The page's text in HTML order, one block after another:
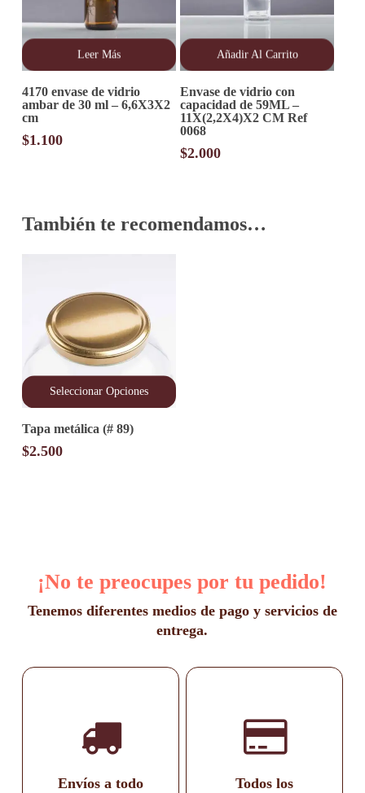
Leer Más
4170 envase de vidrio
ambar de 30 ml – 6,6X3X2
cm
$1.100
Añadir Al Carrito
Envase de vidrio con
capacidad de 59ML –
11X(2,2X4)X2 CM Ref
0068
$2.000
También te recomendamos…
Seleccionar Opciones
producto
tiene
múltiples
página
de
producto
Tapa metálica (# 89)
$2.500
¡No te preocupes por tu pedido!
Tenemos diferentes medios de pago y servicios de
entrega.
Envíos a todo
Todos los